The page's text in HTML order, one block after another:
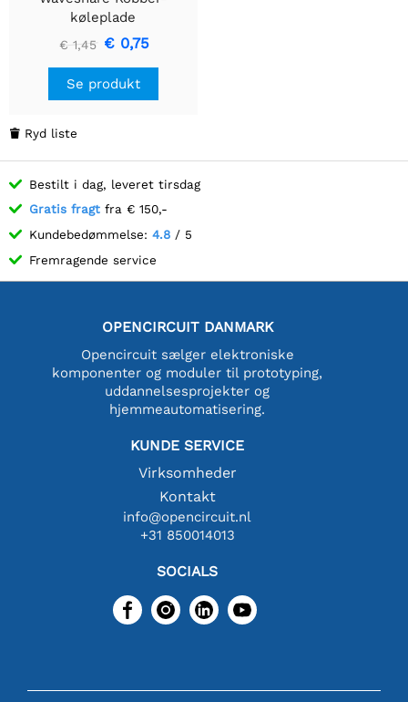
køleplade
€ 1,45 € 0,75
Se produkt
 Ryd liste
Bestilt i dag, leveret tirsdag
Gratis fragt fra € 150,-
Kundebedømmelse: 4.8 / 5
Fremragende service
OPENCIRCUIT DANMARK
Opencircuit sælger elektroniske
komponenter og moduler til prototyping,
uddannelsesprojekter og
hjemmeautomatisering.
KUNDE SERVICE
Virksomheder
Kontakt
info@opencircuit.nl
+31 850014013
SOCIALS